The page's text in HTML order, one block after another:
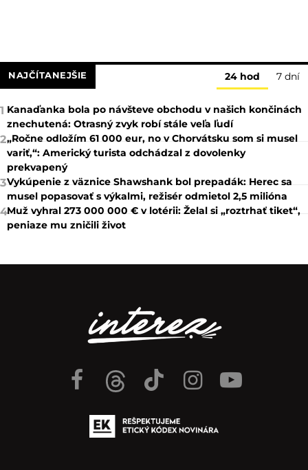
NAJČÍTANEJŠIE 24 hod 7 dní
1 Kanaďanka bola po návšteve obchodu v našich končinách
znechutená: Otrasný zvyk robí stále veľa ľudí
2„Ročne odložím 61 000 eur, no v Chorvátsku som si musel
variť,“: Americký turista odchádzal z dovolenky
prekvapený
3Vykúpenie z väznice Shawshank bol prepadák: Herec sa
musel popasovať s výkalmi, režisér odmietol 2,5 milióna
4Muž vyhral 273 000 000 € v lotérii: Želal si „roztrhať tiket“,
peniaze mu zničili život